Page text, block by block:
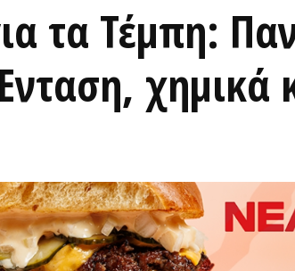
τα Τέμπη:
χημικά